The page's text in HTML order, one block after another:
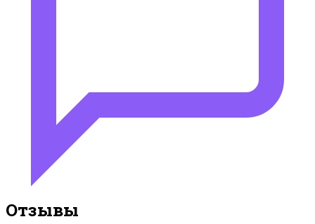
Отзывы